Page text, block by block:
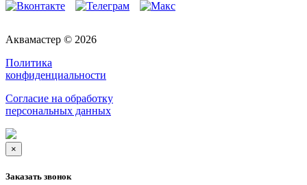
Аквамастер © 2026
Политика
конфиденциальности
Согласие на обработку
персональных данных
×
Заказать звонок